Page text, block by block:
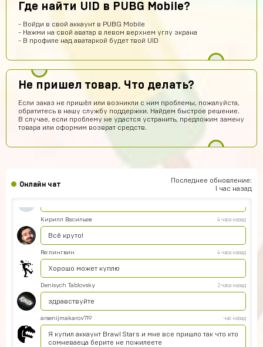
Где найти UID в PUBG Mobile?
- Войди в свой аккаунт в PUBG Mobile
- Нажми на свой аватар в левом верхнем углу экрана
- В профиле над аватаркой будет твой UID
Не пришел товар. Что делать?
Если заказ не пришёл или возникли с ним проблемы, пожалуйста,
обратитесь в нашу службу поддержки. Найдем быстрое решение.
В случае, если проблему не удастся устранить, предложим замену
товара или оформим возврат средств.
Онлайн чат
Последнее обновление:
1 час назад
Помогите пожалуйста, как войти в аккаунт????
seruipol
что за промо коды ?
9 часов назад
Получил акаунт все работает
vladimirleonov155
Я купил акк
Максим Донченко 7 часов назад
Дании Бабин 5 часов назад
Кирилл Васильев 4 часа назад
Всё круто!
Re:пингвин 4 часа назад
Хорошо может куплю
Denisych Tablovsky 2 часа назад
здравствуйте
arsenijmakarov719 час назад
Я купил аккаунт Brawl Stars и мне все пришло так что кто
сомневаеца берите не пожилеете